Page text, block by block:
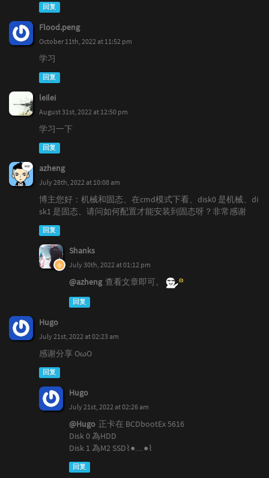
回复
Flood.peng
October 11th, 2022 at 11:52 pm
学习
回复
leilei
August 31st, 2022 at 12:50 pm
学习一下
回复
azheng
July 28th, 2022 at 10:08 am
博主您好：机械和固态、在cmd模式下看、disk0 是机械、di
sk1 是固态、请问如何配置才能安装到固态呀？非常感谢
回复
Shanks
July 30th, 2022 at 01:12 pm
@azheng 查看文章即可。
回复
Hugo
July 21st, 2022 at 02:23 am
感谢分享 OωO
回复
Hugo
July 21st, 2022 at 02:26 am
@Hugo 正卡在 BCDbootEx 5616
Disk 0 為HDD
Disk 1 為M2 SSD⌇●﹏●⌇
回复